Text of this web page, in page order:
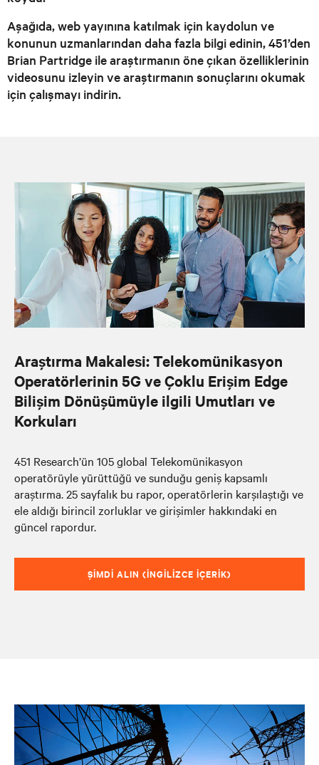
Aşağıda, web yayınına katılmak için kaydolun ve
konunun uzmanlarından daha fazla bilgi edinin, 451’den
Brian Partridge ile araştırmanın öne çıkan özelliklerinin
videosunu izleyin ve araştırmanın sonuçlarını okumak
için çalışmayı indirin.
Araştırma Makalesi: Telekomünikasyon
Operatörlerinin 5G ve Çoklu Erişim Edge
Bilişim Dönüşümüyle ilgili Umutları ve
Korkuları
451 Research’ün 105 global Telekomünikasyon
operatörüyle yürüttüğü ve sunduğu geniş kapsamlı
araştırma. 25 sayfalık bu rapor, operatörlerin karşılaştığı ve
ele aldığı birincil zorluklar ve girişimler hakkındaki en
güncel rapordur.
ŞIMDI ALIN (İNGILIZCE IÇERIK)